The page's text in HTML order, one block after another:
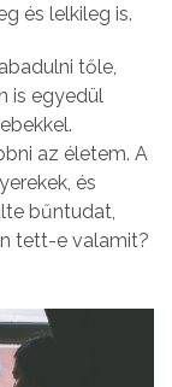
és lelkileg is.
tőle,
is egyedül
az életem. A
és
bűntudat,
tett-e valamit?